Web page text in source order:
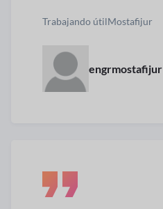
Trabajando útilMostafijur
engrmostafijur